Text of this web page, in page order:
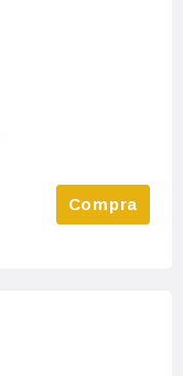
Compra